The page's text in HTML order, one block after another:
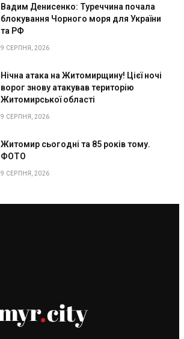
Вадим Денисенко: Туреччина почала
блокування Чорного моря для України
та РФ
9 СЕРПНЯ, 2026
Нічна атака на Житомирщину! Цієї ночі
ворог знову атакував територію
Житомирської області
9 СЕРПНЯ, 2026
Житомир сьогодні та 85 років тому.
ФОТО
9 СЕРПНЯ, 2026